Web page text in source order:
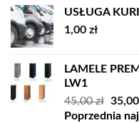
USŁUGA
1,00 zł
LAMELE
LW1
45,00zł
cena
35,00
Poprzednia